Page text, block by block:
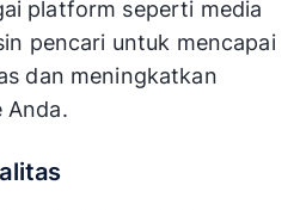
platform seperti media
pencari untuk mencapai
dan meningkatkan
Anda.